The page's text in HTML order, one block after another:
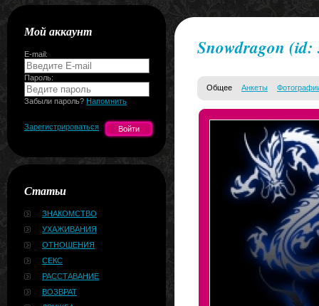
Мой аккаунт
E-mail:
Пароль:
Забыли пароль? Напомнить
Зарегистрироваться
Статьи
ЗНАКОМСТВО
УХАЖИВАНИЯ
ОТНОШЕНИЯ
СЕКС
РАССТАВАНИЕ
ВОЗВРАТ
Snowdragon (id:
Общее Анкеты